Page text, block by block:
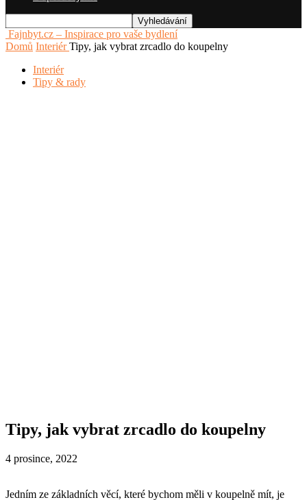
Fajnbyt.cz – Inspirace pro vaše bydlení
Domů Interiér Tipy, jak vybrat zrcadlo do koupelny
Interiér
Tipy & rady
Tipy, jak vybrat zrcadlo do koupelny
4 prosince, 2022
Jedním ze základních věcí, které bychom měli v koupelně mít, je